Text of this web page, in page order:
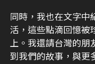
同時，我也在文字中
活，這些點滴回憶被
上。我還請台灣的朋
到我們的故事，與更